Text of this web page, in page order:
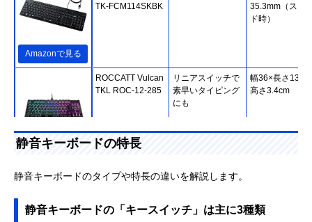
Amazonで見る
TK-FCM114SKBK
35.3mm（スタ
ド時）
Amazonで見る
ROCCATT Vulcan
TKL ROC-12-285
リニアスイッチで
素早いタイピング
にも
幅36×長さ
高さ3.4cm
Amazonで見る
ナカバヤシ
FKB-R245BK
ケーブルが邪魔に
静音キーボードの特長
静音キーボードのタイプや特長の違いを解説します。
静音キーボードの「キースイッチ」は主に3種類